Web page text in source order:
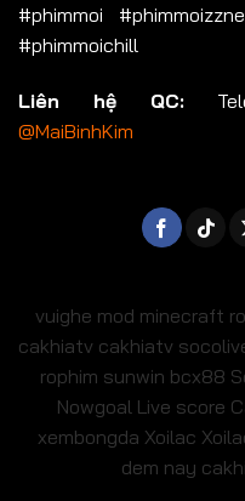
#phimmoi
#phimmoichill
Liên hệ QC:
@MaiBinhKim
vuighe mod minecraft
cakhiatv cakhiatv
rophim sunwin bcx88
Nowgoal Live score
xembongda Xoilac
dem nay